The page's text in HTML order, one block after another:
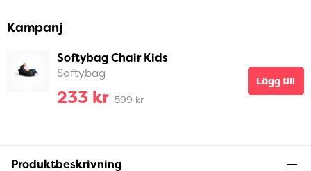
Kampanj
Softybag Chair Kids
Softybag
233 kr 599 kr
Lägg till
Produktbeskrivning